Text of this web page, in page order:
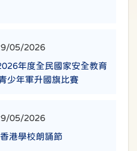
05/2026
年度全民國家安全教育
少年軍升國旗比賽
05/2026
港學校朗誦節